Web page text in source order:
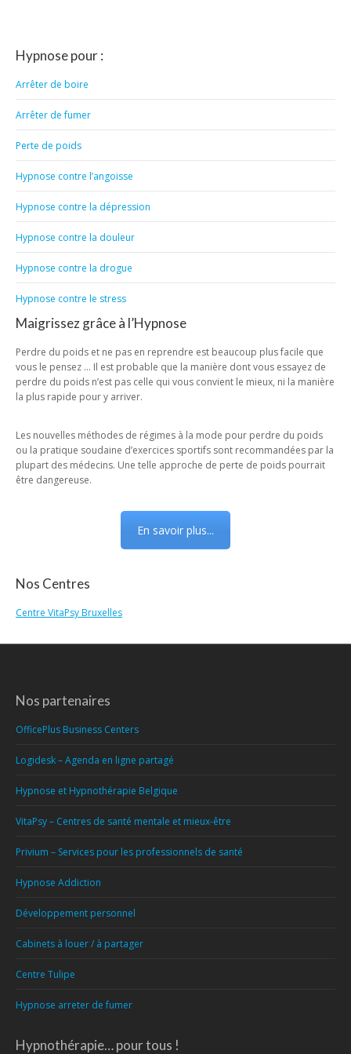
Hypnose pour :
Arrêter de boire
Arrêter de fumer
Perte de poids
Hypnose contre l’angoisse
Hypnose contre la dépression
Hypnose contre la douleur
Hypnose contre la drogue
Hypnose contre le stress
Maigrissez grâce à l’Hypnose
Perdre du poids et ne pas en reprendre est beaucoup plus facile que
vous le pensez … Il est probable que la manière dont vous essayez de
perdre du poids n’est pas celle qui vous convient le mieux, ni la manière
la plus rapide pour y arriver.
Les nouvelles méthodes de régimes à la mode pour perdre du poids
ou la pratique soudaine d’exercices sportifs sont recommandées par la
plupart des médecins. Une telle approche de perte de poids pourrait
être dangereuse.
En savoir plus...
Nos Centres
Centre VitaPsy Bruxelles
Nos partenaires
OfficePlus Business Centers
Logidesk – Agenda en ligne partagé
Hypnose et Hypnothérapie Belgique
VitaPsy – Centres de santé mentale et mieux-être
Privium – Services pour les professionnels de santé
Hypnose Addiction
Développement personnel
Cabinets à louer / à partager
Centre Tulipe
Hypnose arreter de fumer
Hypnothérapie… pour tous !